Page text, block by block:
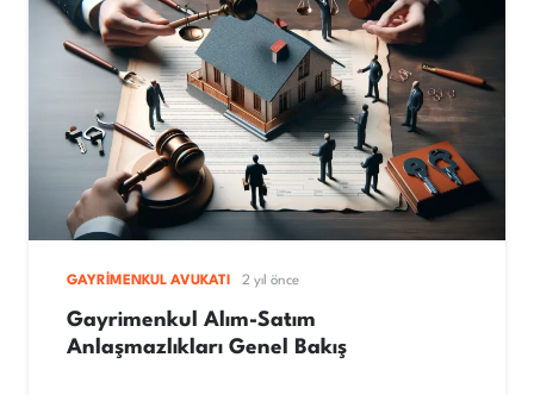
GAYRIMENKUL AVUKATI 2 yıl önce
Gayrimenkul Alım-Satım
Anlaşmazlıkları Genel Bakış